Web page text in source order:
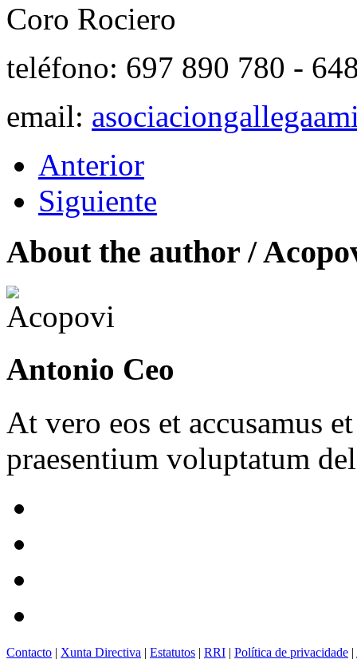
Coro Rociero
teléfono: 697 890 780 -
email:
Anterior
Siguiente
About the author /
Antonio Ceo
At vero eos et accusamus
praesentium voluptatum
Contacto | Xunta Directiva | Estatutos | RRI | Política de privacidade |